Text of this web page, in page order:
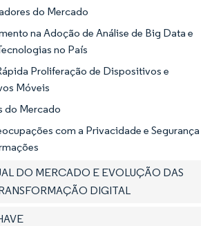
do Mercado
na Adoção de Análise de Big Data e
no País
Proliferação de Dispositivos e
Móveis
do Mercado
com a Privacidade e Segurança
DO MERCADO E EVOLUÇÃO DAS
DIGITAL